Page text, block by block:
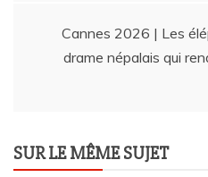
l’article
Cannes 2026 | Les
drame népalais qui
SUR LE MÊME SUJET